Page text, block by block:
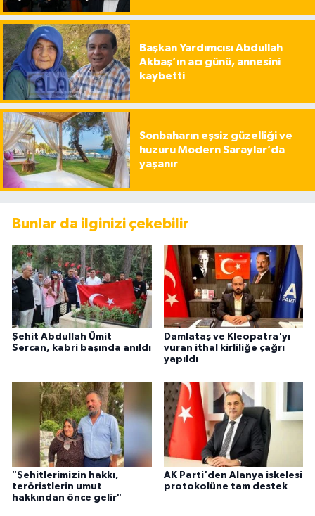
Başkan Yardımcısı Abdullah
Akbaş’ın acı günü, annesini
kaybetti
Sonbaharın eşsiz güzelliği ve
huzuru Modern Saraylar’da
yaşanır
Bunlar da ilginizi çekebilir
Şehit Abdullah Ümit
Sercan, kabri başında anıldı
Damlataş ve Kleopatra'yı
vuran ithal kirliliğe çağrı
yapıldı
"Şehitlerimizin hakkı,
teröristlerin umut
hakkından önce gelir"
AK Parti'den Alanya iskelesi
protokolüne tam destek